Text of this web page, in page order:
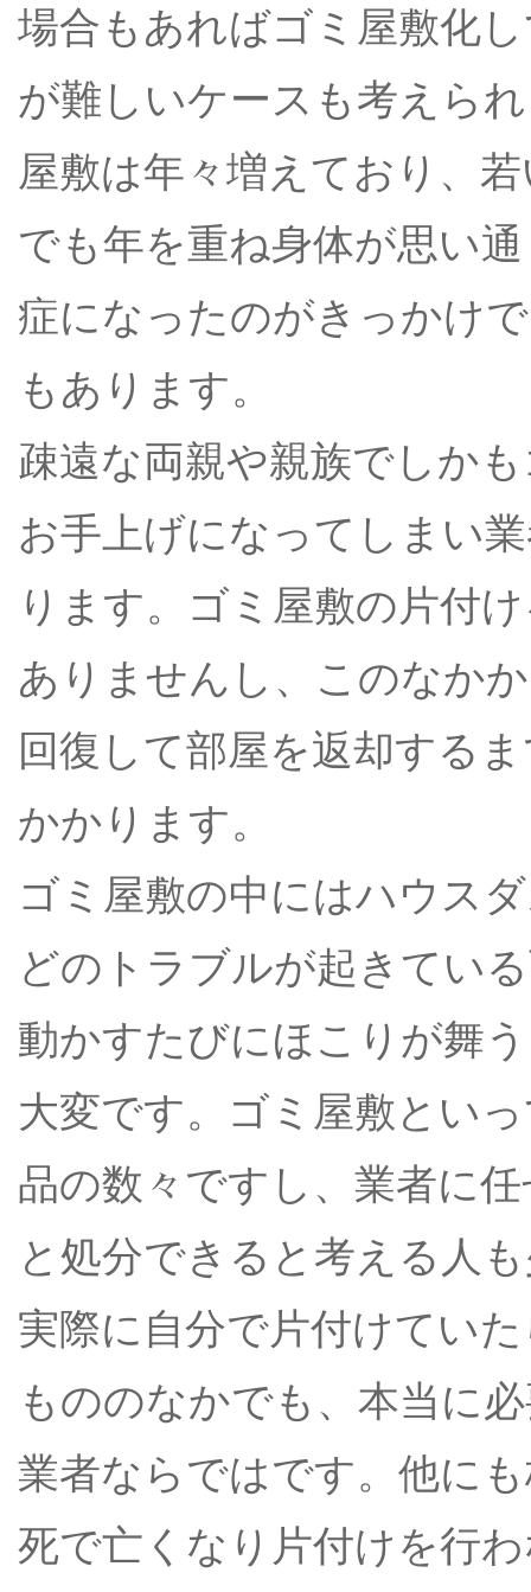
場合もあればゴミ屋敷化
が難しいケースも考えら
屋敷は年々増えており、
でも年を重ね身体が思い
症になったのがきっかけ
もあります。
疎遠な両親や親族でしか
お手上げになってしまい
ります。ゴミ屋敷の片付
ありませんし、このなか
回復して部屋を返却する
かかります。
ゴミ屋敷の中にはハウス
どのトラブルが起きてい
動かすたびにほこりが舞
大変です。ゴミ屋敷とい
品の数々ですし、業者に
と処分できると考える人
実際に自分で片付けてい
もののなかでも、本当に
業者ならではです。他に
死で亡くなり片付けを行